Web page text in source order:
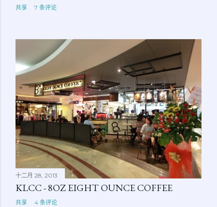
共享 7 条评论
十二月 28, 2013
KLCC - 8OZ EIGHT OUNCE COFFEE
共享 4 条评论